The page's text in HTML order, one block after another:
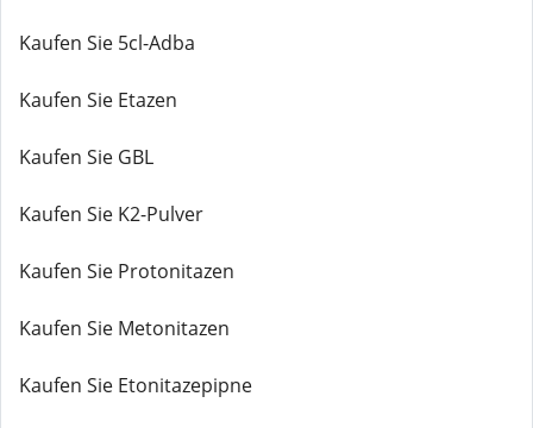
Kaufen Sie 5cl-Adba
Kaufen Sie Etazen
Kaufen Sie GBL
Kaufen Sie K2-Pulver
Kaufen Sie Protonitazen
Kaufen Sie Metonitazen
Kaufen Sie Etonitazepipne